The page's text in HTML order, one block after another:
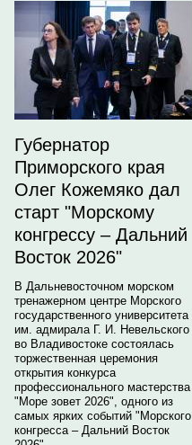
Губернатор
Приморского края
Олег Кожемяко дал
старт "Морскому
конгрессу – Дальний
Восток 2026"
В Дальневосточном морском
тренажерном центре Морского
государственного университета
им. адмирала Г. И. Невельского
во Владивостоке состоялась
торжественная церемония
открытия конкурса
профессионального мастерства
"Море зовет 2026", одного из
самых ярких событий "Морского
конгресса – Дальний Восток